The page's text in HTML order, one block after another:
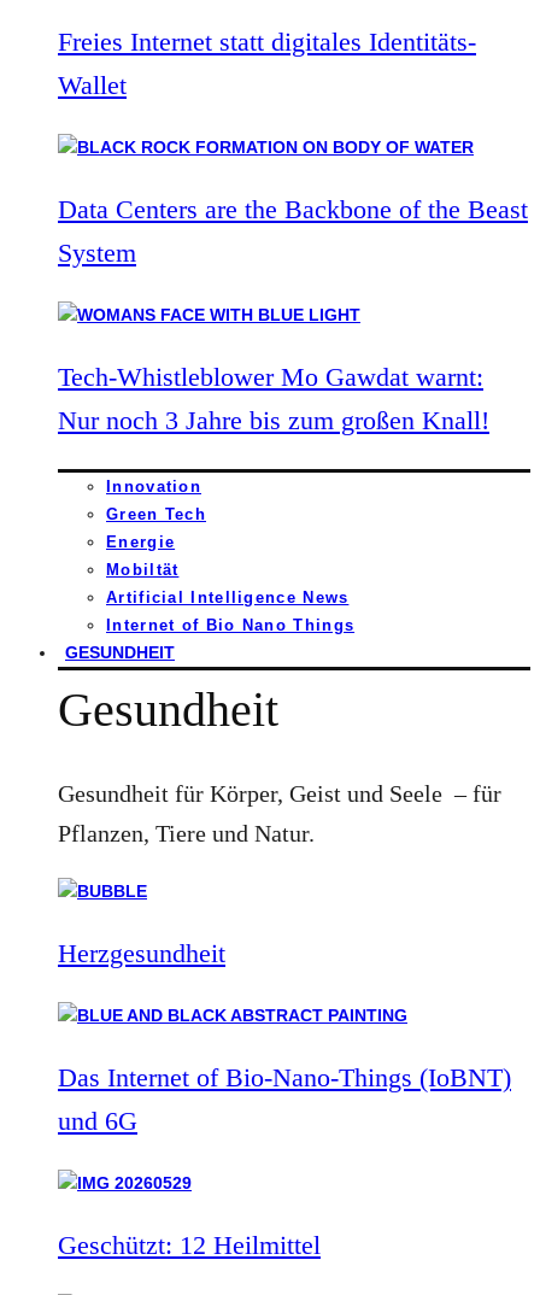
Freies Internet statt digitales Identitäts-
Wallet
Data Centers are the Backbone of the Beast
System
Tech-Whistleblower Mo Gawdat warnt:
Nur noch 3 Jahre bis zum großen Knall!
Innovation
Green Tech
Energie
Mobiltät
Artificial Intelligence News
Internet of Bio Nano Things
GESUNDHEIT
Gesundheit
Gesundheit für Körper, Geist und Seele – für
Pflanzen, Tiere und Natur.
Herzgesundheit
Das Internet of Bio-Nano-Things (IoBNT)
und 6G
Geschützt: 12 Heilmittel